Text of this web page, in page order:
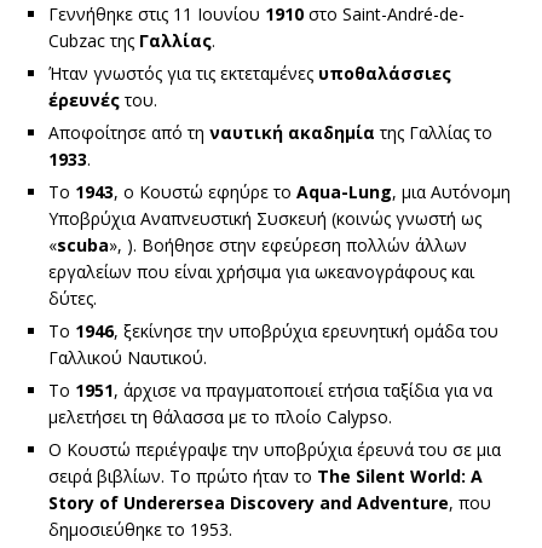
Γεννήθηκε στις 11 Ιουνίου 1910 στο Saint-André-de-
Cubzac της Γαλλίας.
Ήταν γνωστός για τις εκτεταμένες υποθαλάσσιες
έρευνέςτου.
Αποφοίτησε από τη ναυτική ακαδημία της Γαλλίας το
1933.
Το 1943, ο Κουστώ εφηύρε το Aqua-Lung, μια Αυτόνομη
Υποβρύχια Αναπνευστική Συσκευή (κοινώς γνωστή ως
«scuba», ). Βοήθησε στην εφεύρεση πολλών άλλων
εργαλείων που είναι χρήσιμα για ωκεανογράφους και
δύτες.
Το 1946, ξεκίνησε την υποβρύχια ερευνητική ομάδα του
Γαλλικού Ναυτικού.
Το 1951, άρχισε να πραγματοποιεί ετήσια ταξίδια για να
μελετήσει τη θάλασσα με το πλοίο Calypso.
Ο Κουστώ περιέγραψε την υποβρύχια έρευνά του σε μια
σειρά βιβλίων. Το πρώτο ήταν το The Silent World: A
Story of Underersea Discovery and Adventure, που
δημοσιεύθηκε το 1953.